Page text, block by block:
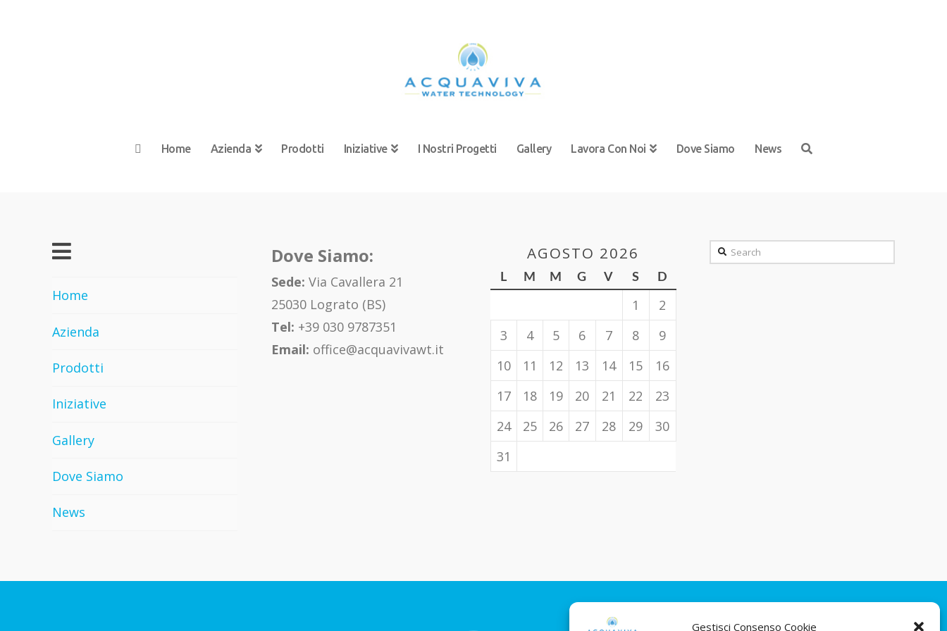
Gestisci Consenso Cookie
Home Azienda Prodotti Iniziative I Nostri Progetti Gallery Lavora Con Noi Dove Siamo News
Home
Azienda
Prodotti
Iniziative
Gallery
Dove Siamo
News
Dove Siamo:
Sede: Via Cavallera 21
25030 Lograto (BS)
Tel: +39 030 9787351
Email: office@acquavivawt.it
AGOSTO 2026
L M M G V S D
1
2
3
4 5 6 7 8
9
10
11 12 13 14 15
16
17
18 19 20 21 22
23
24
25 26 27 28 29
30
31
Search